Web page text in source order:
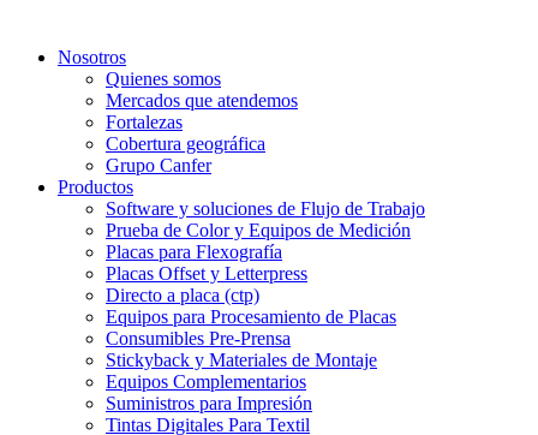
Nosotros
Quienes somos
Mercados que atendemos
Fortalezas
Cobertura geográfica
Grupo Canfer
Productos
Software y soluciones de Flujo de Trabajo
Prueba de Color y Equipos de Medición
Placas para Flexografía
Placas Offset y Letterpress
Directo a placa (ctp)
Equipos para Procesamiento de Placas
Consumibles Pre-Prensa
Stickyback y Materiales de Montaje
Equipos Complementarios
Suministros para Impresión
Tintas Digitales Para Textil